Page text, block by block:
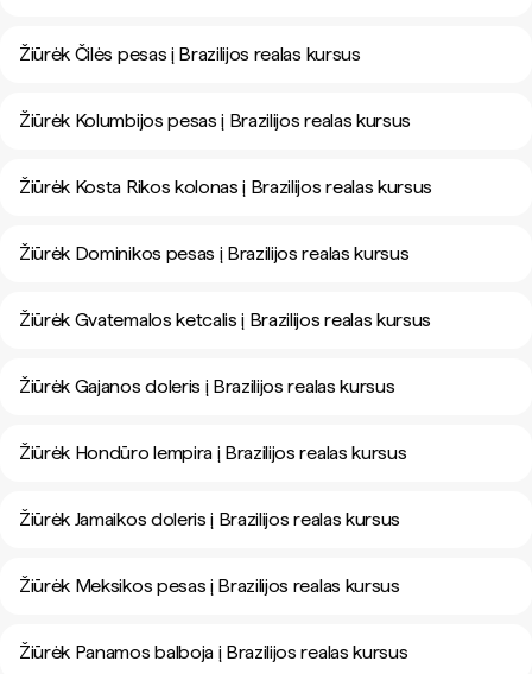
Žiūrėk Čilės pesas į Brazilijos realas kursus
Žiūrėk Kolumbijos pesas į Brazilijos realas kursus
Žiūrėk Kosta Rikos kolonas į Brazilijos realas kursus
Žiūrėk Dominikos pesas į Brazilijos realas kursus
Žiūrėk Gvatemalos ketcalis į Brazilijos realas kursus
Žiūrėk Gajanos doleris į Brazilijos realas kursus
Žiūrėk Hondūro lempira į Brazilijos realas kursus
Žiūrėk Jamaikos doleris į Brazilijos realas kursus
Žiūrėk Meksikos pesas į Brazilijos realas kursus
Žiūrėk Panamos balboja į Brazilijos realas kursus